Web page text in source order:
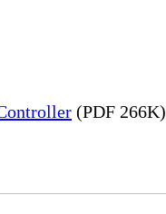
(PDF 266K)